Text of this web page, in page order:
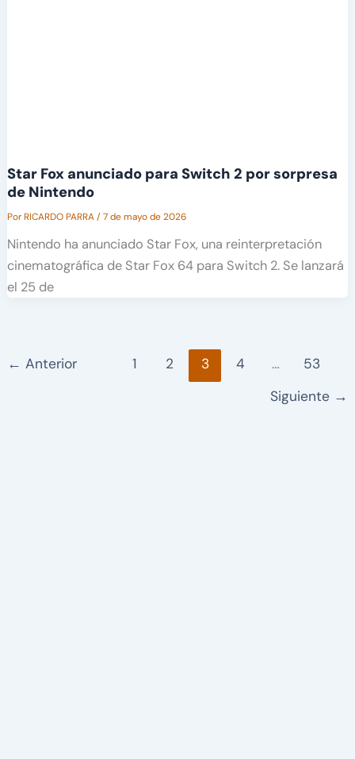
Star Fox anunciado para Switch 2 por sorpresa
de Nintendo
PorRICARDO PARRA/7 de mayo de 2026
Nintendo ha anunciado Star Fox, una reinterpretación
cinematográfica de Star Fox 64 para Switch 2. Se lanzará
el 25 de
← Anterior 1 2 3 4 …
53
Siguiente →